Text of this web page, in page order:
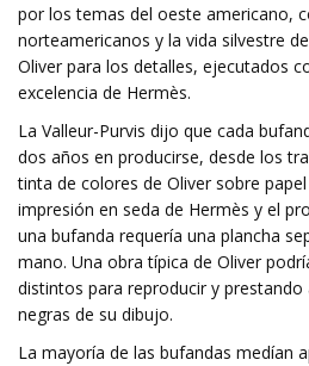
por los temas del oeste americano,
norteamericanos y la vida silvestre
Oliver para los detalles, ejecutados
excelencia de Hermès.
La Valleur-Purvis dijo que cada
dos años en producirse, desde los
tinta de colores de Oliver sobre
impresión en seda de Hermès y el
una bufanda requería una plancha
mano. Una obra típica de Oliver
distintos para reproducir y prestando
negras de su dibujo.
La mayoría de las bufandas medían